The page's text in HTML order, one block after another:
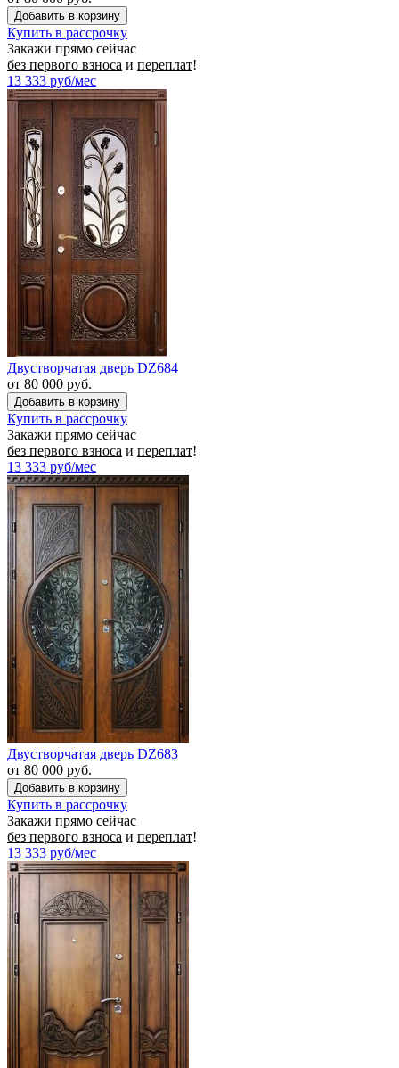
Купить в рассрочку
Закажи прямо сейчас
без первого взноса и переплат!
13 333 руб/мес
Двустворчатая дверь DZ684
от 80 000 руб.
Купить в рассрочку
Закажи прямо сейчас
без первого взноса и переплат!
13 333 руб/мес
Двустворчатая дверь DZ683
от 80 000 руб.
Купить в рассрочку
Закажи прямо сейчас
без первого взноса и переплат!
13 333 руб/мес